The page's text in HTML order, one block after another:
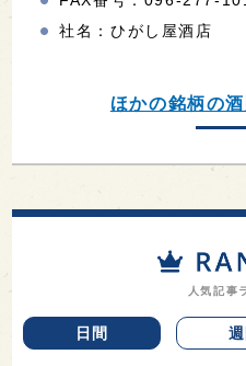
社名：ひがし屋酒店
ほかの銘柄の
人気記事
日間